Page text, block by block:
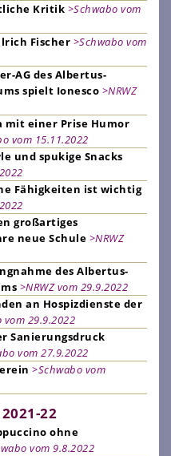
Kritik >Schwabo vom
Fischer >Schwabo vom
AG des Albertus-
spielt Ionesco >NRWZ
mit einer Prise Humor
vom 15.11.2022
und spukige Snacks
Fähigkeiten ist wichtig
großartiges
neue Schule >NRWZ
des Albertus-
>NRWZ vom 29.9.2022
an Hospizdienste der
vom 29.9.2022
Sanierungsdruck
vom 27.9.2022
>Schwabo vom
22
ohne
vom 9.8.2022